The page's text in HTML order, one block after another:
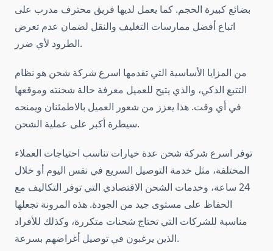
بضائع كبيرة الحجم. كما يعمل لديها فريق محترف مدرب على
اتباع أفضل ممارسات التغليف والنقل لضمان عدم تعرض
الطرود لأي ضرر.
من المزايا الأساسية التي تقدمها اسرع شركة شحن هو نظام
التتبع الذكي، والذي يتيح للعميل معرفة حالة شحنته وموقعها
في أي وقت. هذا يعزز من شعور العميل بالاطمئنان ويمنحه
سيطرة أكبر على عملية الشحن.
توفر اسرع شركة شحن عدة خيارات تناسب احتياجات العملاء
المختلفة، مثل خدمة التوصيل السريع في نفس اليوم أو خلال
24 ساعة، وخدمات الشحن الاقتصادي التي توفر التكاليف مع
الحفاظ على مستوى جيد من الجودة. هذه المرونة تجعلها
مناسبة للشركات التي تحتاج شحنات متكررة، وكذلك للأفراد
الذين يرغبون في توصيل أغراضهم بسرعة.